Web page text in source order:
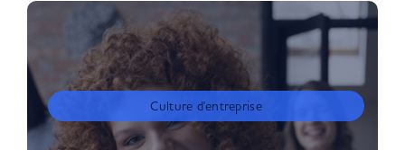
Notre groupe
Découvrir nos solutionsCulture d'entreprise